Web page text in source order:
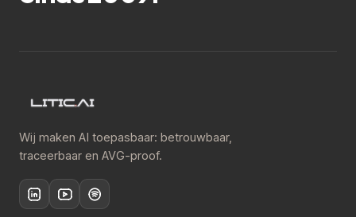
Wij maken AI toepasbaar: betrouwbaar,
traceerbaar en AVG-proof.